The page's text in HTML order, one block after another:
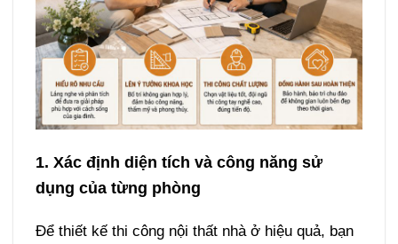
1. Xác định diện tích và công năng sử
dụng của từng phòng
Để thiết kế thi công nội thất nhà ở hiệu quả, bạn